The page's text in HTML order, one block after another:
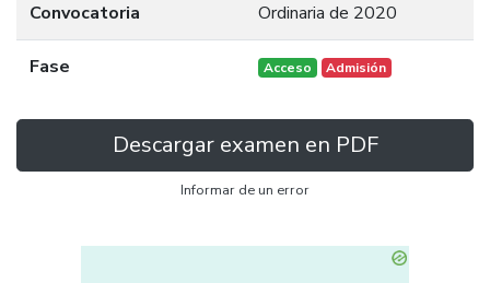
Convocatoria Ordinaria de 2020
Fase Acceso Admisión
Descargar examen en PDF
Informar de un error